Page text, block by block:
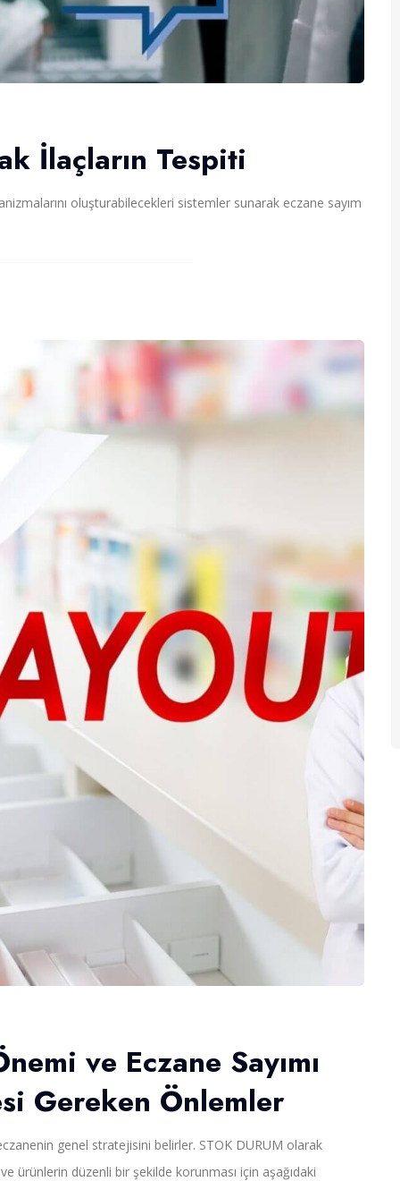
İlaçların Tespiti
oluşturabilecekleri sistemler sunarak eczane sayım
ve Eczane Sayımı
Gereken Önlemler
genel stratejisini belirler. STOK DURUM olarak
ürünlerin düzenli bir şekilde korunması için aşağıdaki